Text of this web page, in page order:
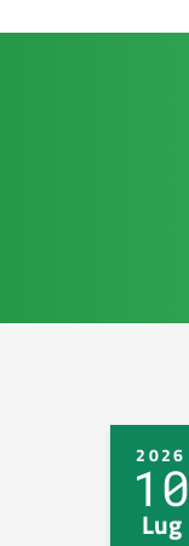
2026
10
Lug